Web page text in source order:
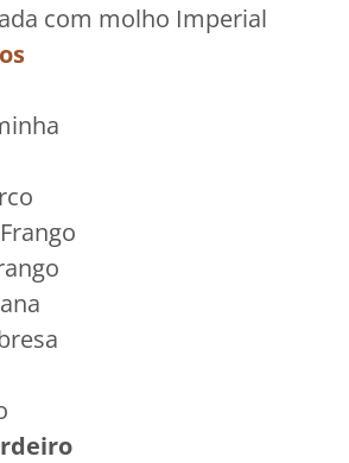
com molho Imperial